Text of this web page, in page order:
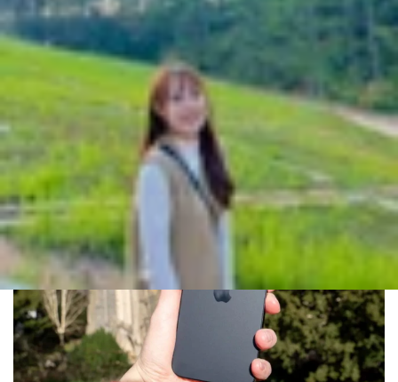
Dung lượng pin iPhone 16e bao
nhiêu? Có đủ dùng không?
Thùy Nguyễn
Ngày đăng:
23/07/2026
Cập nhật:23/07/2026
Theo dõi XTMobile trên